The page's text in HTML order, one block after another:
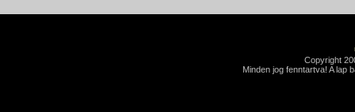
Copyright
Minden jog fenntartva! A lap